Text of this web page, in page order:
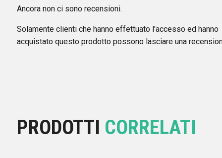
Ancora non ci sono recensioni.
Solamente clienti che hanno effettuato l'accesso ed hanno
acquistato questo prodotto possono lasciare una
PRODOTTI CORRELATI